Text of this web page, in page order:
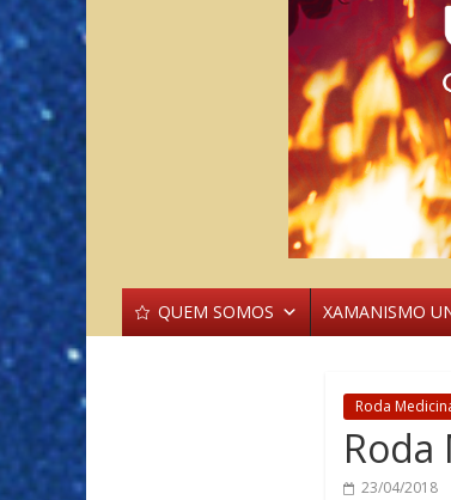
QUEM SOMOS XAMANISMO
Roda
Roda
23/04/2018